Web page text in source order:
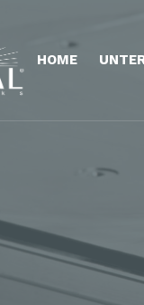
HOME